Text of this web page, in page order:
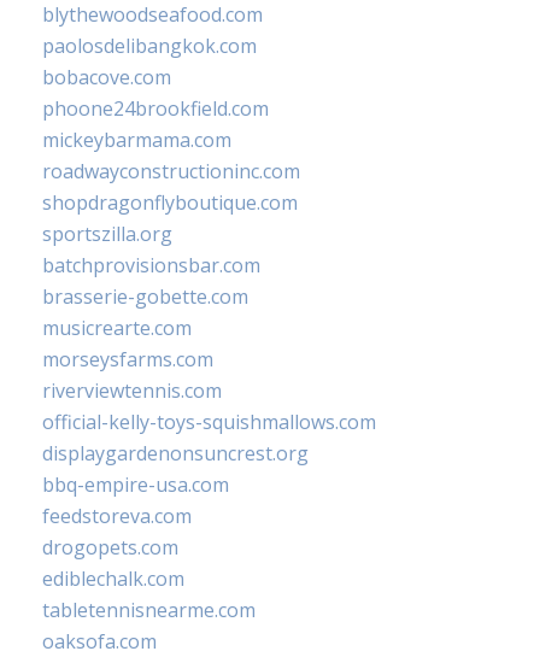
blythewoodseafood.com
paolosdelibangkok.com
bobacove.com
phoone24brookfield.com
mickeybarmama.com
roadwayconstructioninc.com
shopdragonflyboutique.com
sportszilla.org
batchprovisionsbar.com
brasserie-gobette.com
musicrearte.com
morseysfarms.com
riverviewtennis.com
official-kelly-toys-squishmallows.com
displaygardenonsuncrest.org
bbq-empire-usa.com
feedstoreva.com
drogopets.com
ediblechalk.com
tabletennisnearme.com
oaksofa.com